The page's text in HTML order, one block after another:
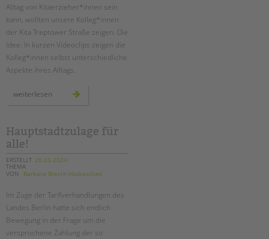
Alltag von Kitaerzieher*innen sein
kann, wollten unsere Kolleg*innen
der Kita Treptower Straße zeigen. Die
Idee: In kurzen Videoclips zeigen die
Kolleg*innen selbst unterschiedliche
Aspekte ihres Alltags.
weiterlesen lebendige
videoclips
alltag
Hauptstadtzulage für
alle!
ERSTELLT 26.03.2024
THEMA
VON
Barbara Brecht-Hadraschek
Im Zuge der Tarifverhandlungen des
Landes Berlin hatte sich endlich
Bewegung in der Frage um die
versprochene Zahlung der so